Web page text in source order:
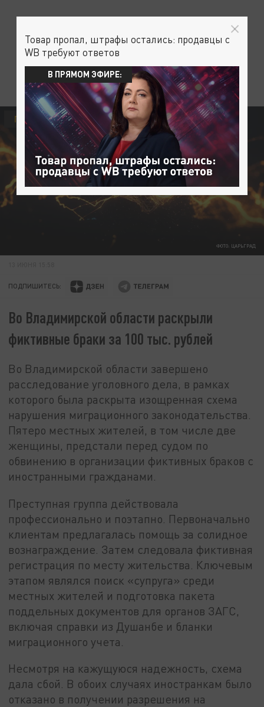
ФОТО: ЦАРЬГРАД
ПРОИСШЕСТВИЯ
ПОДПИШИТЕСЬ:
Во Владимирской области раскрыли
фиктивные браки за 100 тыс. рублей
Во Владимирской области завершено
расследование уголовного дела, в рамках
которого была раскрыта изощренная схема
нарушения миграционного законодательства.
Пятеро местных жителей, в том числе две
женщины, предстали перед судом по
обвинению в организации фиктивных браков с
иностранными гражданами.
Преступная группа действовала
профессионально и поэтапно. Первоначально
клиентам предлагалась помощь за солидное
вознаграждение. Затем следовала фиктивная
регистрация по месту жительства. Ключевым
этапом являлся поиск «супруга» среди
местных жителей и подготовка пакета
поддельных документов для органов ЗАГС,
включая справки из Душанбе и бланки
миграционного учета.
Несмотря на кажущуюся надежность, схема
дала сбой. В обоих случаях иностранкам было
отказано в получении разрешения на
Товар пропал, штрафы остались: продавцы с
WB требуют ответов
В ПРЯМОМ ЭФИРЕ: